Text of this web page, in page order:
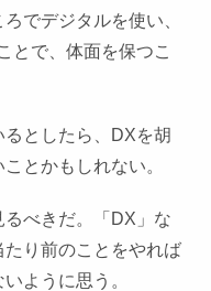
でデジタルを使い、
とで、体面を保つこ
としたら、DXを胡
とかもしれない。
べきだ。「DX」な
り前のことをやれば
ように思う。